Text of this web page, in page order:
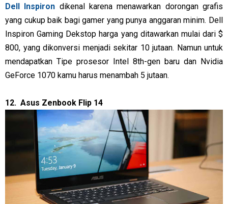
Dell Inspiron dikenal karena menawarkan dorongan grafis
yang cukup baik bagi gamer yang punya anggaran minim. Dell
Inspiron Gaming Dekstop harga yang ditawarkan mulai dari $
800, yang dikonversi menjadi sekitar 10 jutaan. Namun untuk
mendapatkan Tipe prosesor Intel 8th-gen baru dan Nvidia
GeForce 1070 kamu harus menambah 5 jutaan.
12. Asus Zenbook Flip 14